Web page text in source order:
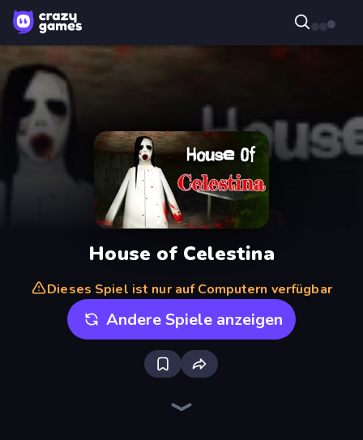
House of Celestina
Dieses Spiel ist nur auf Computern verfügbar
Andere Spiele anzeigen